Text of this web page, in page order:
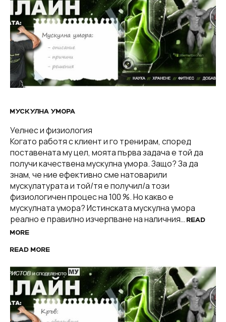
МУСКУЛНА УМОРА
Уелнес и физиология
Когато работя с клиент и го тренирам, според
поставената му цел, моята първа задача е той да
получи качествена мускулна умора. Защо? За да
знам, че ние ефективно сме натоварили
мускулатурата и той/тя е получил/а този
физиологичен процес на 100 %. Но какво е
мускулната умора? Истинската мускулна умора
реално е правилно изчерпване на наличния… READ
MORE
READ MORE